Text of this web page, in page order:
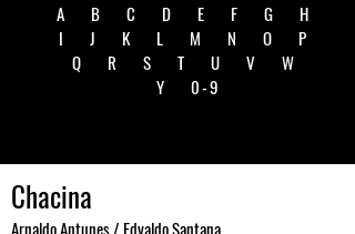
A B C D E F G
H
I
J K L M N O
P
Q
R S T U V
W
Y
0-9
Chacina
Arnaldo Antunes / Edvaldo Santana